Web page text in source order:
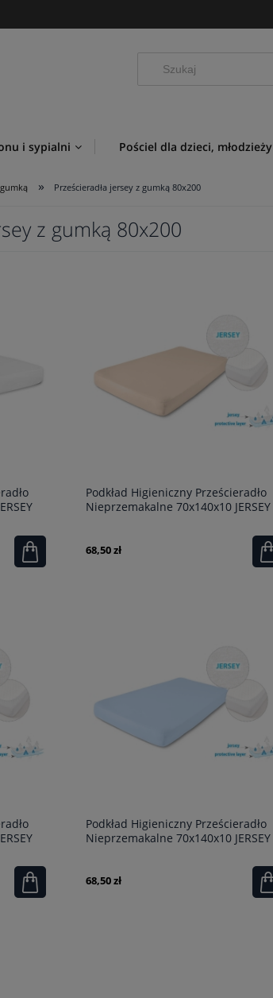
i sypialni Pościel dla dzieci, młodzieży
gumką » Prześcieradła jersey z gumką 80x200
z gumką 80x200
Podkład Higieniczny Prześcieradło
Nieprzemakalne 70x140x10 JERSEY
68,50 zł
Podkład Higieniczny Prześcieradło
Nieprzemakalne 70x140x10 JERSEY
68,50 zł